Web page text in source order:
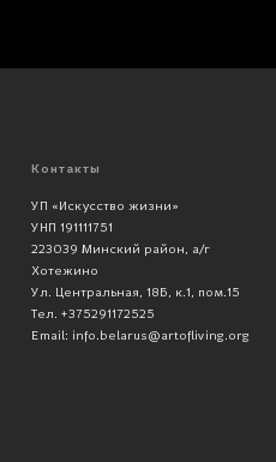
Контакты
УП «Искусство жизни»
УНП 191111751
223039 Минский район, а/г
Хотежино
Ул. Центральная, 18Б, к.1, пом.15
Тел. +375291172525
Email: info.belarus@artofliving.org